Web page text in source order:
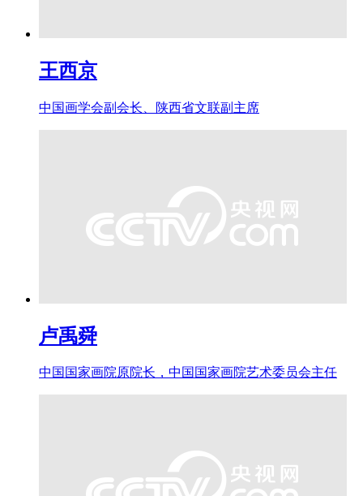
王西京
中国画学会副会长、陕西省文联副主席
卢禹舜
中国国家画院原院长，中国国家画院艺术委员会主任